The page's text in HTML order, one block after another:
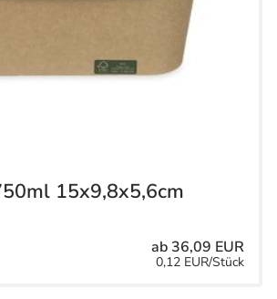
15x9,8x5,6cm
ab 36,09 EUR
0,12 EUR/Stück